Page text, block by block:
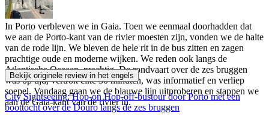
In Porto verbleven we in Gaia. Toen we eenmaal doorhadden dat
we aan de Porto-kant van de rivier moesten zijn, vonden we de halte
van de rode lijn. We bleven de hele rit in de bus zitten en zagen
prachtige oude en moderne wijken. We reden ook langs de
Atlantische Oceaan, prachtig. De rondvaart over de zes bruggen
was op tijd, vertrok elke 30 minuten, was informatief en verliep
soepel. Vandaag gaan we de blauwe lijn uitproberen en stappen we
aan de Gaia-kant van de rivier in.
Bekijk originele review in het engels
City Sightseeing: Hop-on Hop-off-bustour door Porto met een
boottocht over de Douro langs de zes bruggen